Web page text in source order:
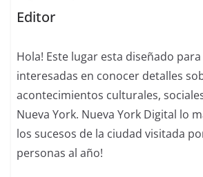
Editor
Hola! Este lugar esta diseñado
interesadas en conocer detalles
acontecimientos culturales,
Nueva York. Nueva York Digital lo
los sucesos de la ciudad visitada
personas al año!